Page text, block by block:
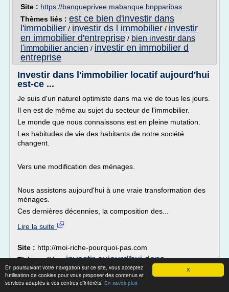
X
En poursuivant votre navigation sur ce site, vous acceptez
l'utilisation de cookies pour vous proposer des contenus et
services adaptés à vos centres d'intérêts. En savoir plus
Site : https://banqueprivee.mabanque.bnpparibas
Thèmes liés : est ce bien d'investir dans
l'immobilier / investir ds l immobilier / investir
en immobilier d'entreprise / bien investir dans
l'immobilier ancien / investir en immobilier d
entreprise
Investir dans l'immobilier locatif aujourd'hui
est-ce ...
Je suis d'un naturel optimiste dans ma vie de tous les jours.
Il en est de même au sujet du secteur de l'immobilier.
Le monde que nous connaissons est en pleine mutation.
Les habitudes de vie des habitants de notre société
changent.
Vers une modification des ménages.
Nous assistons aujourd'hui à une vraie transformation des
ménages.
Ces dernières décennies, la composition des...
Lire la suite
Site : http://moi-riche-pourquoi-pas.com
Thèmes liés :investir aujourd'hui dans
l'immobilier/est ce bien d'investir dans
l'immobilier/investir ds l immobilier/investir dans
investir dans